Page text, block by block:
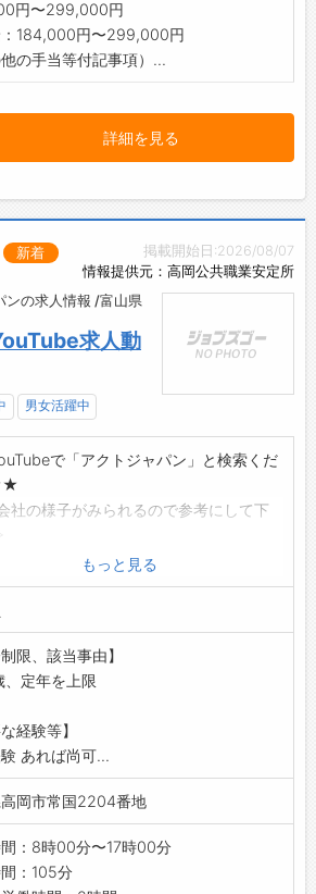
円〜299,000円
：184,000円〜299,000円
他の手当等付記事項）...
詳細を見る
掲載開始日:2026/08/07
情報提供元：高岡公共職業安定所
新着
の求人情報 /富山県
求人動
男女活躍中
で「アクトジャパン」と検索くだ
の様子がみられるので参考にして下
事や民間事業における土木作業全般。
手元
品、据付
等
大歓迎!!
の方も大丈夫☆
から。
囲:会社の定める業務】
もっと見る
制限、該当事由】
、定年を上限
な経験等】
あれば尚可...
岡市常国2204番地
：8時00分〜17時00分
：105分